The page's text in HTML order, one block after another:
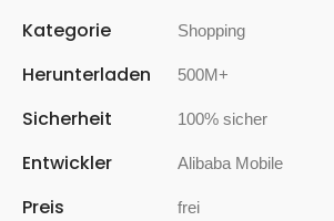
Kategorie Shopping
Herunterladen 500M+
Sicherheit 100% sicher
Entwickler Alibaba Mobile
Preis frei